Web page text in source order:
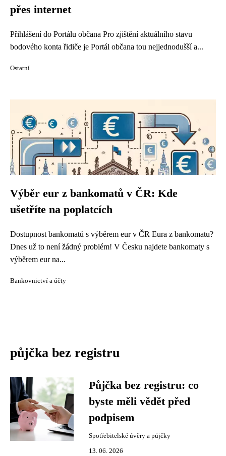
přes internet
Přihlášení do Portálu občana Pro zjištění aktuálního stavu
bodového konta řidiče je Portál občana tou nejjednodušší a...
Ostatní
Výběr eur z bankomatů v ČR: Kde
ušetříte na poplatcích
Dostupnost bankomatů s výběrem eur v ČR Eura z bankomatu?
Dnes už to není žádný problém! V Česku najdete bankomaty s
výběrem eur na...
Bankovnictví a účty
půjčka bez registru
Půjčka bez registru: co
byste měli vědět před
podpisem
Spotřebitelské úvěry a půjčky
13. 06. 2026